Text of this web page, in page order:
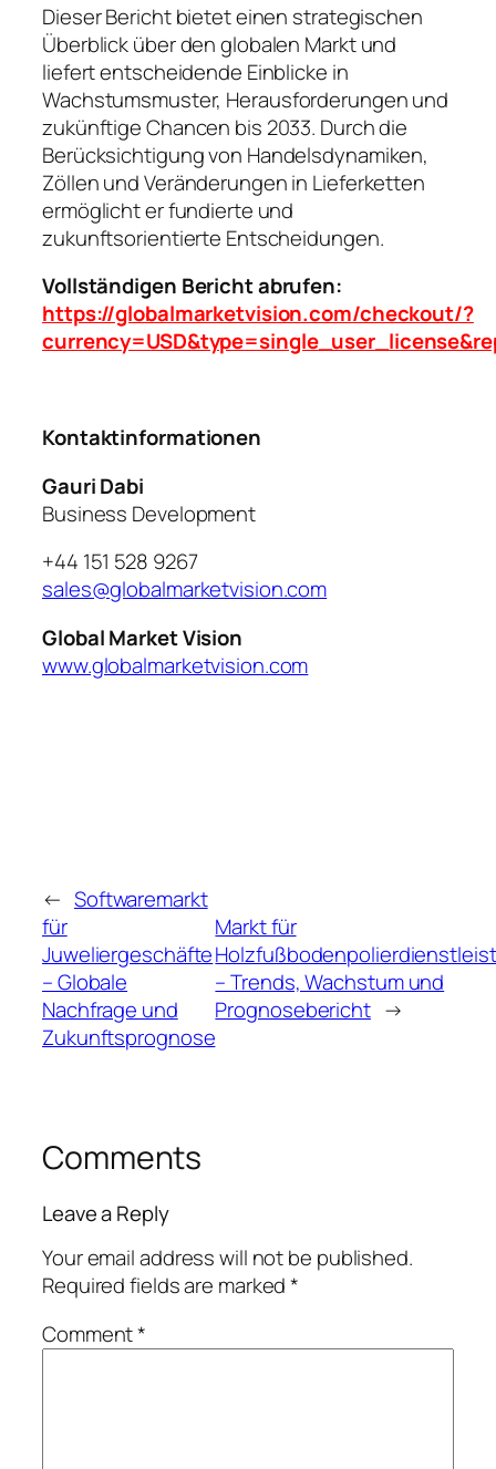
Dieser Bericht bietet einen strategischen
Überblick über den globalen Markt und
liefert entscheidende Einblicke in
Wachstumsmuster, Herausforderungen und
zukünftige Chancen bis 2033. Durch die
Berücksichtigung von Handelsdynamiken,
Zöllen und Veränderungen in Lieferketten
ermöglicht er fundierte und
zukunftsorientierte Entscheidungen.
Vollständigen Bericht abrufen:
https://globalmarketvision.com/checkout/?
Kontaktinformationen
Gauri Dabi
Business Development
+44 151 528 9267
sales@globalmarketvision.com
Global Market Vision
www.globalmarketvision.com
← Softwaremarkt
für
Juweliergeschäfte
– Globale
Nachfrage und
Zukunftsprognose
Markt für
– Trends, Wachstum und
Prognosebericht →
Comments
Leave a Reply
Your email address will not be published.
Required fields are marked*
Comment*